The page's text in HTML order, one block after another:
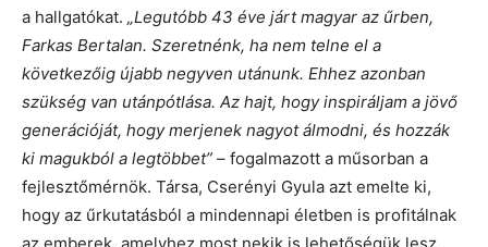
a hallgatókat. „Legutóbb 43 éve járt magyar az űrben,
Farkas Bertalan. Szeretnénk, ha nem telne el a
következőig újabb negyven utánunk. Ehhez azonban
szükség van utánpótlása. Az hajt, hogy inspiráljam a jövő
generációját, hogy merjenek nagyot álmodni, és hozzák
ki magukból a legtöbbet” – fogalmazott a műsorban a
fejlesztőmérnök. Társa, Cserényi Gyula azt emelte ki,
hogy az űrkutatásból a mindennapi életben is profitálnak